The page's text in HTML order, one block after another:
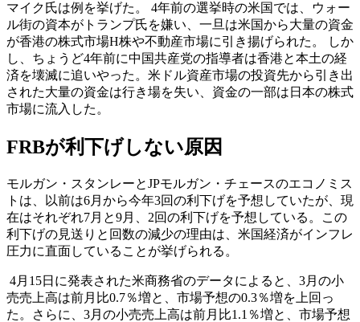
マイク氏は例を挙げた。 4年前の選挙時の米国では、ウォー
ル街の資本がトランプ氏を嫌い、一旦は米国から大量の資金
が香港の株式市場H株や不動産市場に引き揚げられた。 しか
し、ちょうど4年前に中国共産党の指導者は香港と本土の経
済を壊滅に追いやった。米ドル資産市場の投資先から引き出
された大量の資金は行き場を失い、資金の一部は日本の株式
市場に流入した。
FRBが利下げしない原因
モルガン・スタンレーとJPモルガン・チェースのエコノミス
トは、以前は6月から今年3回の利下げを予想していたが、現
在はそれぞれ7月と9月、2回の利下げを予想している。この
利下げの見送りと回数の減少の理由は、米国経済がインフレ
圧力に直面していることが挙げられる。
4月15日に発表された米商務省のデータによると、3月の小
売売上高は前月比0.7％増と、市場予想の0.3％増を上回っ
た。さらに、3月の小売売上高は前月比1.1％増と、市場予想